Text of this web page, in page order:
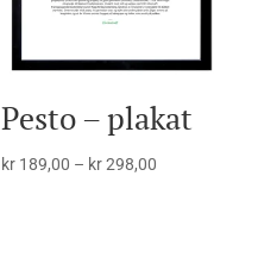
Pesto – plakat
kr189,00 – kr298,00Prisområde: